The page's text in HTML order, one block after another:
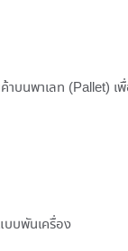
าเลท (Pallet) เพื่
บพันเครื่อง